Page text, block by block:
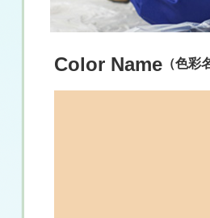
Color Name （色彩